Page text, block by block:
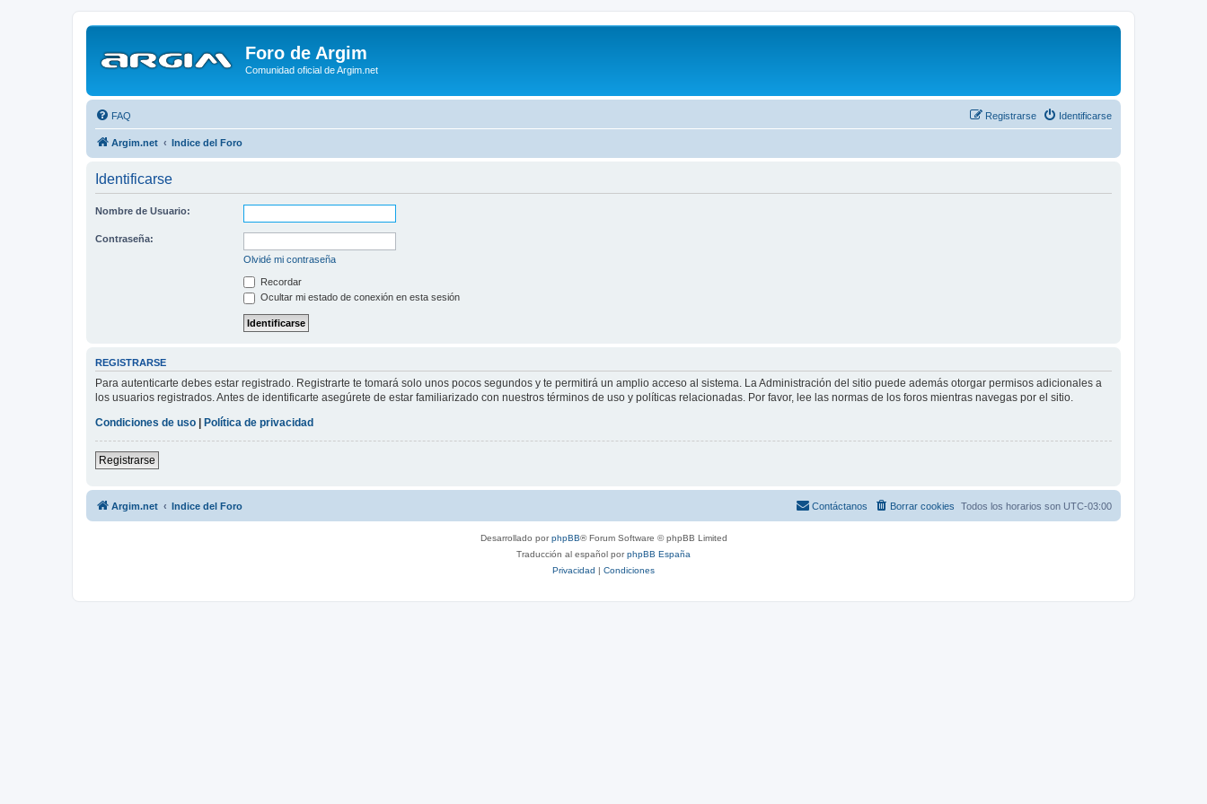
Foro de Argim
Comunidad oficial de Argim.net
FAQ Identificarse
Registrarse
Argim.net Indice del Foro
Identificarse
Nombre de Usuario:
Contraseña:
Olvidé mi contraseña
Recordar
Ocultar mi estado de conexión en esta sesión
REGISTRARSE
Para autenticarte debes estar registrado. Registrarte te tomará solo unos pocos segundos y te permitirá un amplio acceso al sistema. La Administración del sitio puede además otorgar permisos adicionales a
los usuarios registrados. Antes de identificarte asegúrete de estar familiarizado con nuestros términos de uso y políticas relacionadas. Por favor, lee las normas de los foros mientras navegas por el sitio.
Condiciones de uso
Política de privacidad
Registrarse
Argim.net Indice del Foro Todos los horarios son UTC-03:00
Borrar cookies
Contáctanos
Desarrollado porphpBB® Forum Software © phpBB Limited
Traducción al español porphpBB España
Privacidad | Condiciones